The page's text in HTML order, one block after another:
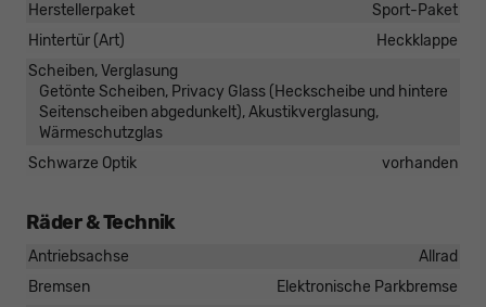
Herstellerpaket
Sport-Paket
Hintertür (Art)
Heckklappe
Scheiben, Verglasung
Getönte Scheiben, Privacy Glass (Heckscheibe und hintere
Seitenscheiben abgedunkelt), Akustikverglasung,
Wärmeschutzglas
Schwarze Optik
vorhanden
Räder & Technik
Antriebsachse
Allrad
Bremsen
Elektronische Parkbremse